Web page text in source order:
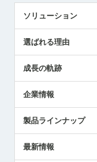
ソリューション
解決策提案
選ばれる理由
成長の軌跡
企業情報
ごあいさつ
受賞履歴
製品ラインナップ
ツールセッタ製品
最新情報